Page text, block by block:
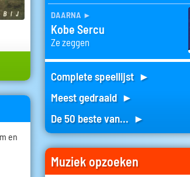
en
daarna ►
Kobe Sercu
Ze zeggen
Complete speellijst ►
Meest gedraaid ►
De 50 beste van... ►
Muziek opzoeken